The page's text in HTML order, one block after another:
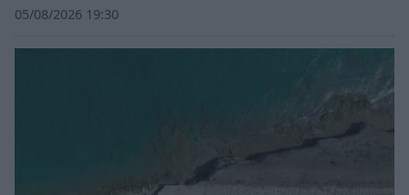
05/08/2026 19:30